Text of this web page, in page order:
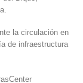
la circulación en
de infraestructura